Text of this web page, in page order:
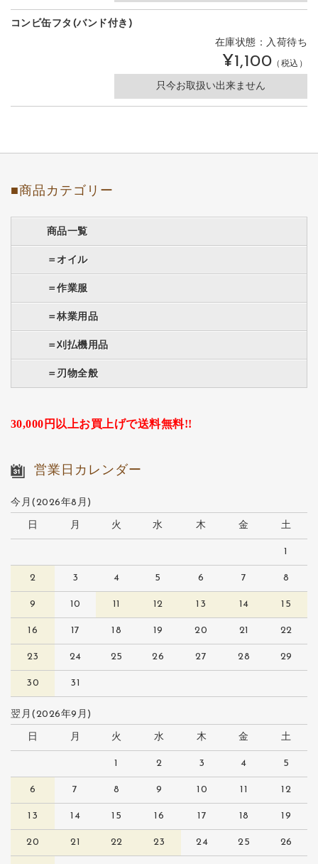
コンビ缶フタ(バンド付き)
在庫状態：入荷待ち
¥1,100 （税込）
只今お取扱い出来ません
■商品カテゴリー
商品一覧
＝オイル
＝作業服
＝林業用品
＝刈払機用品
＝刃物全般
30,000円以上お買上げで送料無料!!
営業日カレンダー
今月(2026年8月)
日 月 火 水 木 金 土
1
2 3 4 5 6 7 8
9 10 11 12 13 14 15
16 17 18 19 20 21 22
23 24 25 26 27 28 29
30 31
翌月(2026年9月)
日 月 火 水 木 金 土
1 2 3 4 5
6 7 8 9 10 11 12
13 14 15 16 17 18 19
20 21 22 23 24 25 26